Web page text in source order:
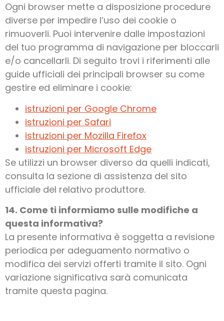
Ogni browser mette a disposizione procedure
diverse per impedire l’uso dei cookie o
rimuoverli. Puoi intervenire dalle impostazioni
del tuo programma di navigazione per bloccarli
e/o cancellarli. Di seguito trovi i riferimenti alle
guide ufficiali dei principali browser su come
gestire ed eliminare i cookie:
istruzioni per Google Chrome
istruzioni per Safari
istruzioni per Mozilla Firefox
istruzioni per Microsoft Edge
Se utilizzi un browser diverso da quelli indicati,
consulta la sezione di assistenza del sito
ufficiale del relativo produttore.
14. Come ti informiamo sulle modifiche a
questa informativa?
La presente informativa è soggetta a revisione
periodica per adeguamento normativo o
modifica dei servizi offerti tramite il sito. Ogni
variazione significativa sarà comunicata
tramite questa pagina.